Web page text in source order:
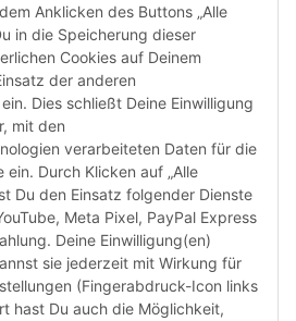
Anklicken des Buttons „Alle
in die Speicherung dieser
Cookies auf Deinem
der anderen
Dies schließt Deine Einwilligung
mit den
verarbeiteten Daten für die
Durch Klicken auf „Alle
Du den Einsatz folgender Dienste
Meta Pixel, PayPal Express
Deine Einwilligung(en)
sie jederzeit mit Wirkung für
(Fingerabdruck-Icon links
hast Du auch die Möglichkeit,
11:00 - 15:00 Uhr
dass Du uns ausschließlich zu
telefonisch
tiktok